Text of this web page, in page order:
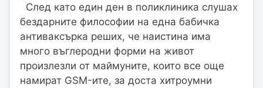
След като един ден в поликлиника слушах
бездарните философии на една бабичка
антиваксърка реших, че наистина има
много въглеродни форми на живот
произлезли от маймуните, които все още
намират GSM-ите, за доста хитроумни